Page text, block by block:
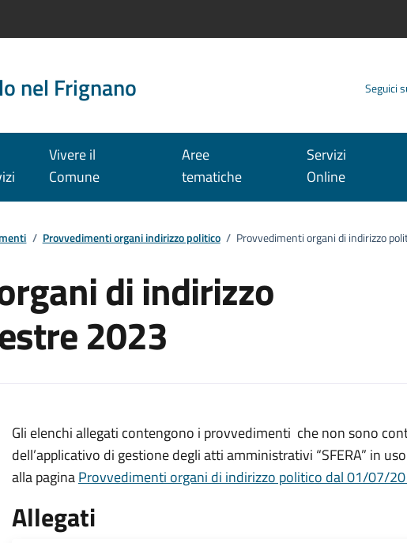
nel Frignano Seguici
Vivere il
Comune
Aree
tematiche
Servizi
Online
/ Provvedimenti organi indirizzo politico / Provvedimenti organi di indirizzo
di indirizzo
2023
Gli elenchi allegati contengono i provvedimenti che non sono
dell’applicativo di gestione degli atti amministrativi “SFERA” in
alla paginaProvvedimenti organi di indirizzo politico dal 01/07/
Allegati